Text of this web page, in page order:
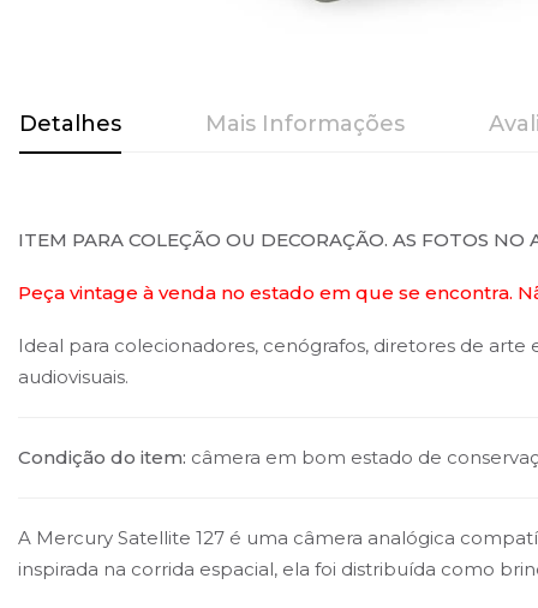
o
início
de
Detalhes
ITEM PARA COLEÇÃO OU DECORAÇÃO. AS FOTOS
Peça vintage à venda no estado em que se encontra.
Ideal para colecionadores, cenógrafos, diretores de
audiovisuais.
Condição do item: câmera em bom estado de
A Mercury Satellite 127 é uma câmera analógica
inspirada na corrida espacial, ela foi distribuída como
Mais Informações